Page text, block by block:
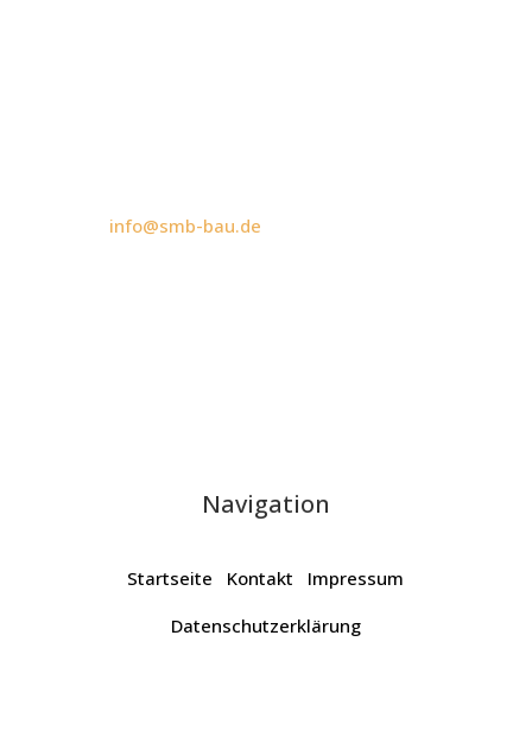
info@smb-bau.de
Navigation
Startseite Kontakt
Impressum
Datenschutzerklärung